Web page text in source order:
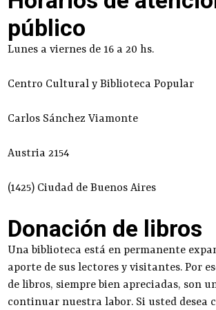
público
Lunes a viernes de 16 a 20 hs.
Centro Cultural y Biblioteca Popular
Carlos Sánchez Viamonte
Austria 2154
(1425) Ciudad de Buenos Aires
Donación de libros
Una biblioteca está en permanente
aporte de sus lectores y visitantes. Por
de libros, siempre bien apreciadas, son
continuar nuestra labor. Si usted desea